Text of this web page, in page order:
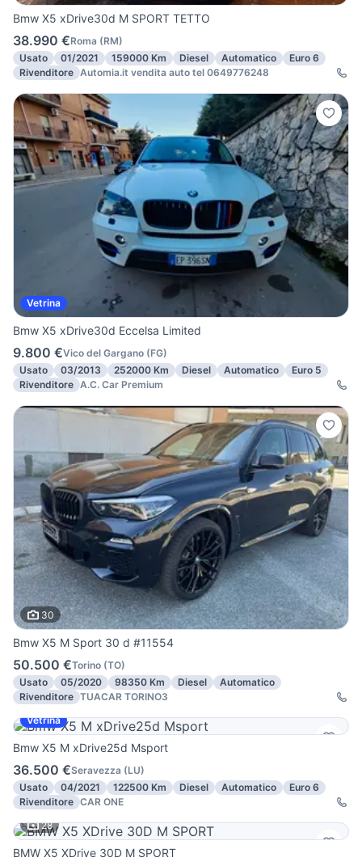
Bmw X5 xDrive30d M SPORT TETTO
38.990 €Roma (RM)
Usato
01/2021 159000 Km Diesel Automatico
Euro 6
Rivenditore Automia.it vendita auto tel 0649776248
Vetrina
Bmw X5 xDrive30d Eccelsa Limited
9.800 €Vico del Gargano (FG)
Usato
03/2013 252000 Km Diesel Automatico
Euro 5
Rivenditore A.C. Car Premium
30
Bmw X5 M Sport 30 d #11554
50.500 €Torino (TO)
Usato
05/2020 98350 Km Diesel
Automatico
Rivenditore TUACAR TORINO3
Vetrina
Bmw X5 M xDrive25d Msport
36.500 €Seravezza (LU)
Usato
04/2021 122500 Km Diesel Automatico
Euro 6
Rivenditore CAR ONE
28
BMW X5 XDrive 30D M SPORT